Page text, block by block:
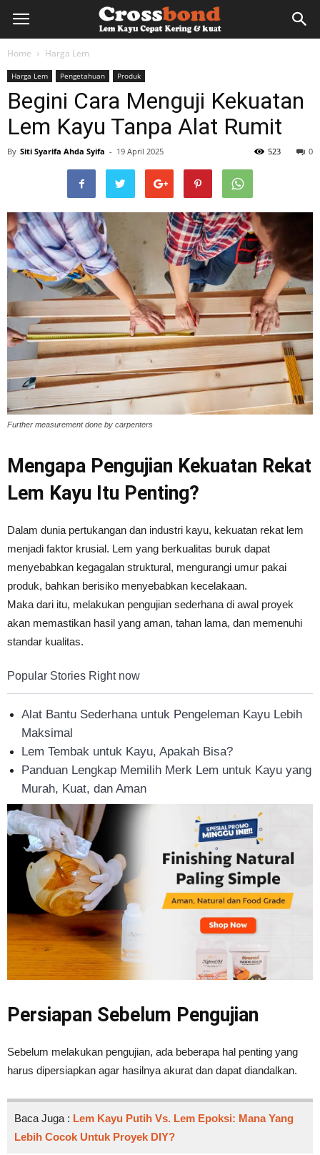
lemkayu.net
HPL,
Kertas,
Vinyl
Cepat
Kering,
Lama
Home Harga Lem
Harga Lem Pengetahuan Produk
Begini Cara Menguji Kekuatan
Lem Kayu Tanpa Alat Rumit
By Siti Syarifa Ahda Syifa - 19 April 2025 0
523
Further measurement done by carpenters
Mengapa Pengujian Kekuatan Rekat
Lem Kayu Itu Penting?
Dalam dunia pertukangan dan industri kayu, kekuatan rekat lem
menjadi faktor krusial. Lem yang berkualitas buruk dapat
menyebabkan kegagalan struktural, mengurangi umur pakai
produk, bahkan berisiko menyebabkan kecelakaan.
Maka dari itu, melakukan pengujian sederhana di awal proyek
akan memastikan hasil yang aman, tahan lama, dan memenuhi
standar kualitas.
Popular Stories Right now
Alat Bantu Sederhana untuk Pengeleman Kayu Lebih
Maksimal
Lem Tembak untuk Kayu, Apakah Bisa?
Panduan Lengkap Memilih Merk Lem untuk Kayu yang
Murah, Kuat, dan Aman
Persiapan Sebelum Pengujian
Sebelum melakukan pengujian, ada beberapa hal penting yang
harus dipersiapkan agar hasilnya akurat dan dapat diandalkan.
Baca Juga : Lem Kayu Putih Vs. Lem Epoksi: Mana Yang
Lebih Cocok Untuk Proyek DIY?